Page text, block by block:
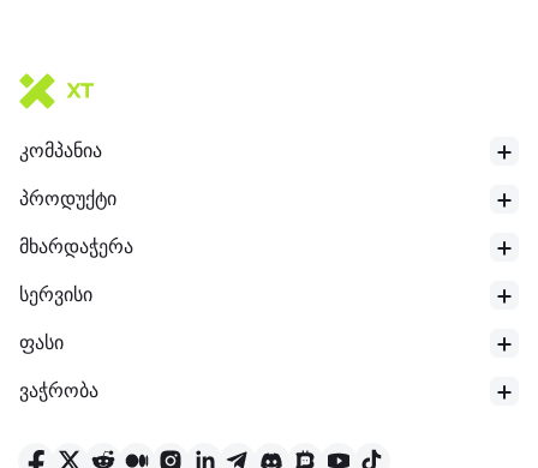
24-საათიანი დაბალი
კომპანია
პროდუქტი
მხარდაჭერა
სერვისი
ფასი
ვაჭრობა